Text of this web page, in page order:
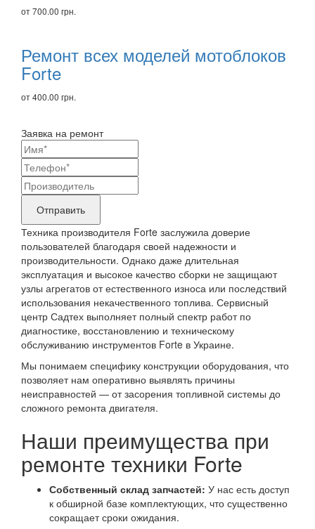
от 700.00 грн.
Ремонт всех моделей мотоблоков
Forte
от 400.00 грн.
Заявка на ремонт
Ваши
контактные
данные
Название
бренда
продукта,
требующего
ремонта
Отправить
Техника производителя Forte заслужила доверие
пользователей благодаря своей надежности и
производительности. Однако даже длительная
эксплуатация и высокое качество сборки не защищают
узлы агрегатов от естественного износа или последствий
использования некачественного топлива. Сервисный
центр Садтех выполняет полный спектр работ по
диагностике, восстановлению и техническому
обслуживанию инструментов Forte в Украине.
Мы понимаем специфику конструкции оборудования, что
позволяет нам оперативно выявлять причины
неисправностей — от засорения топливной системы до
сложного ремонта двигателя.
Наши преимущества при
ремонте техники Forte
Собственный склад запчастей: У нас есть доступ
к обширной базе комплектующих, что существенно
сокращает сроки ожидания.